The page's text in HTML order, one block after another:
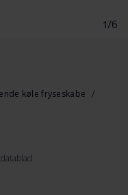
1/6
køle fryseskabe